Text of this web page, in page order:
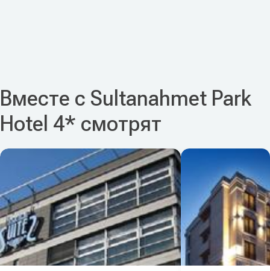
Вместе с Sultanahmet Park
Hotel 4* смотрят